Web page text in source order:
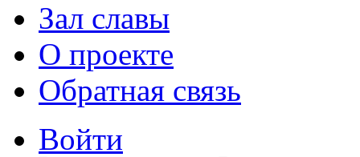
Зал славы
О проекте
Обратная связь
Войти